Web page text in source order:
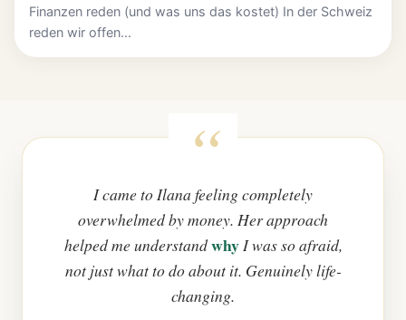
Finanzen reden (und was uns das kostet) In der Schweiz
reden wir offen...
I came to Ilana feeling completely
overwhelmed by money. Her approach
helped me understandwhyI was so afraid,
not just what to do about it. Genuinely life-
changing.